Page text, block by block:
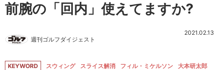
前腕の「回内」使えてますか?
週刊ゴルフダイジェスト
2021.02.13
KEYWORD スウィング スライス解消 フィル・ミケルソン
大本研太郎